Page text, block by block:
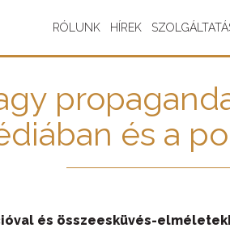
RÓLUNK HÍREK
és a
és összeesküvés-